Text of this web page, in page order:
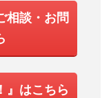
相談・お問
』はこちら